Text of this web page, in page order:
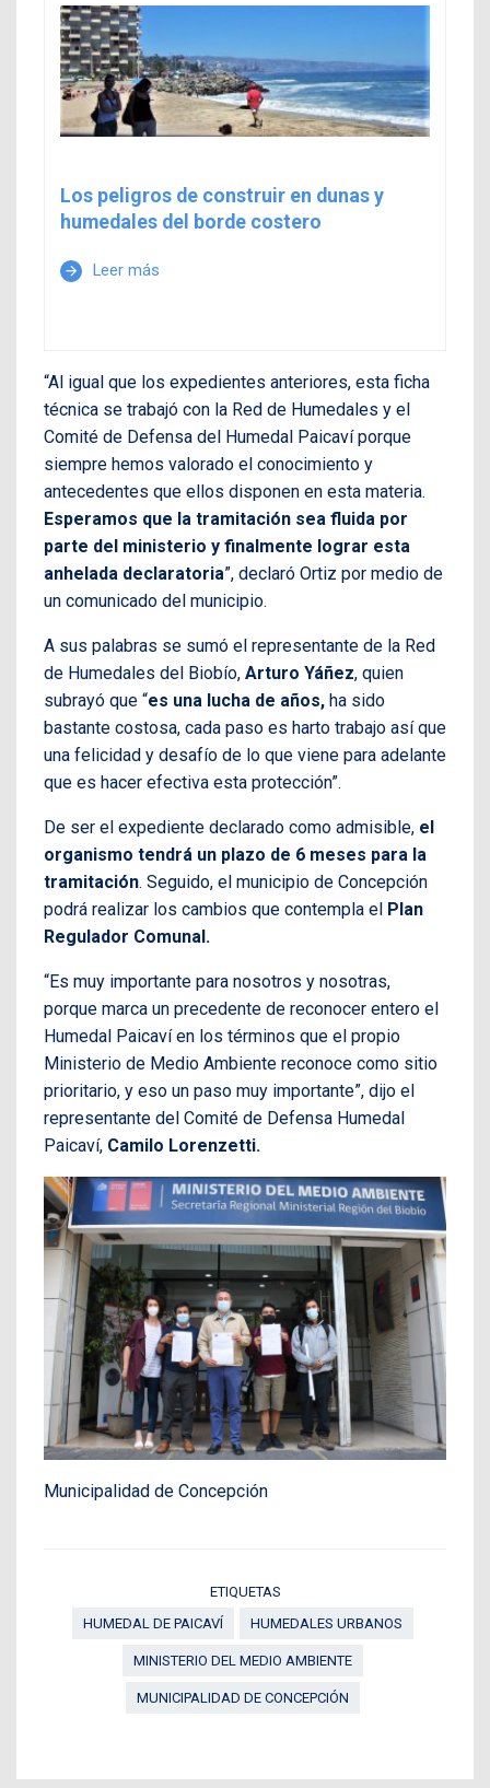
Los peligros de construir en dunas y
humedales del borde costero
arrow_forward Leer más
“Al igual que los expedientes anteriores, esta ficha
técnica se trabajó con la Red de Humedales y el
Comité de Defensa del Humedal Paicaví porque
siempre hemos valorado el conocimiento y
antecedentes que ellos disponen en esta materia.
Esperamos que la tramitación sea fluida por
parte del ministerio y finalmente lograr esta
anhelada declaratoria”, declaró Ortiz por medio de
un comunicado del municipio.
A sus palabras se sumó el representante de la Red
de Humedales del Biobío, Arturo Yáñez, quien
subrayó que “es una lucha de años, ha sido
bastante costosa, cada paso es harto trabajo así que
una felicidad y desafío de lo que viene para adelante
que es hacer efectiva esta protección”.
De ser el expediente declarado como admisible, el
organismo tendrá un plazo de 6 meses para la
tramitación. Seguido, el municipio de Concepción
podrá realizar los cambios que contempla el Plan
Regulador Comunal.
“Es muy importante para nosotros y nosotras,
porque marca un precedente de reconocer entero el
Humedal Paicaví en los términos que el propio
Ministerio de Medio Ambiente reconoce como sitio
prioritario, y eso un paso muy importante”, dijo el
representante del Comité de Defensa Humedal
Paicaví, Camilo Lorenzetti.
Municipalidad de Concepción
ETIQUETAS
HUMEDAL DE PAICAVÍ
HUMEDALES URBANOS
MINISTERIO DEL MEDIO AMBIENTE
MUNICIPALIDAD DE CONCEPCIÓN